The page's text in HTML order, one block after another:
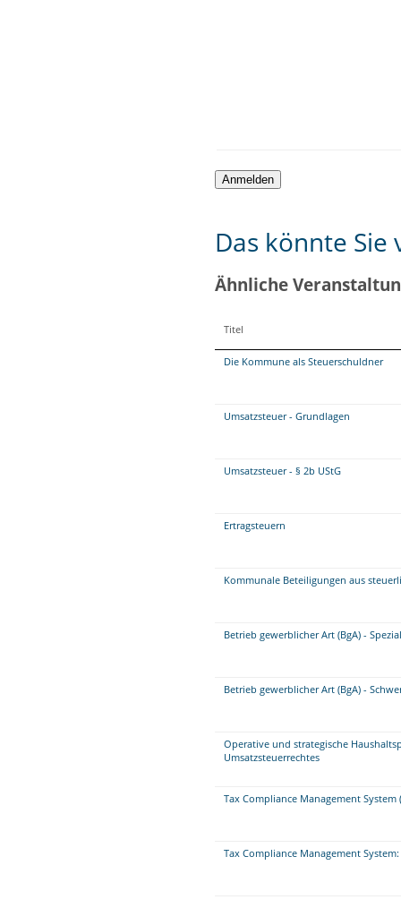
Das könnte
Ähnliche
Titel
Die Kommune als Steuerschuldner
Umsatzsteuer - Grundlagen
Umsatzsteuer - § 2b UStG
Ertragsteuern
Kommunale Beteiligungen aus
Betrieb gewerblicher Art (BgA) -
Betrieb gewerblicher Art (BgA) -
Operative und strategische
Umsatzsteuerrechtes
Tax Compliance Management System
Tax Compliance Management